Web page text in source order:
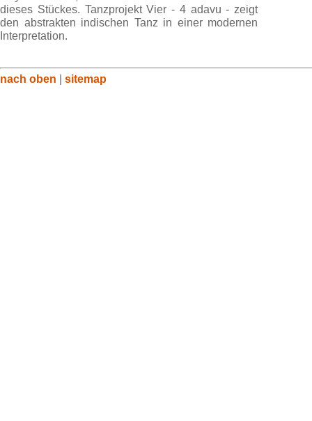
dieses Stückes. Tanzprojekt Vier - 4 adavu - zeigt
den abstrakten indischen Tanz in einer modernen
Interpretation.
nach oben | sitemap